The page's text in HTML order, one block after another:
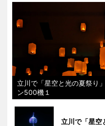
立川で「星空と光の夏祭り
ン500機１
立川で「星